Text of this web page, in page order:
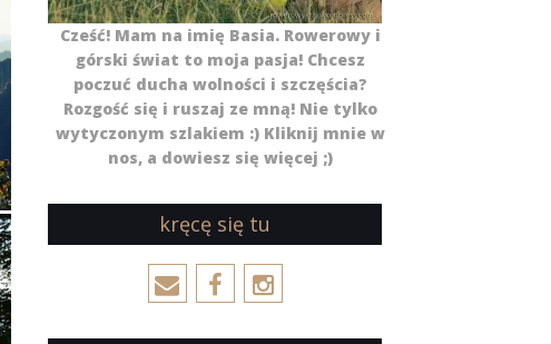
Cześć! Mam na imię Basia. Rowerowy i
górski świat to moja pasja! Chcesz
poczuć ducha wolności i szczęścia?
Rozgość się i ruszaj ze mną! Nie tylko
wytyczonym szlakiem :) Kliknij mnie w
nos, a dowiesz się więcej ;)
kręcę się tu